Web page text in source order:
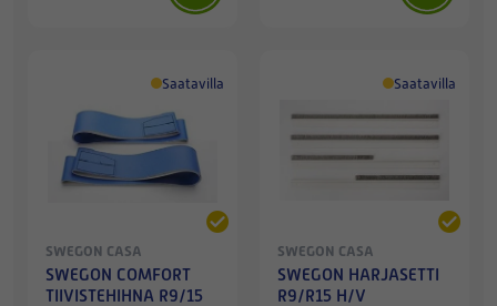
Saatavilla
SWEGON CASA
SWEGON COMFORT
TIIVISTEHIHNA R9/15
Saatavilla
SWEGON CASA
SWEGON HARJASETTI
R9/R15 H/V